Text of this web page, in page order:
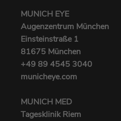
MUNICH EYE
Augenzentrum München
Einsteinstraße 1
81675 München
+49 89 4545 3040‬
municheye.com
MUNICH MED
Tagesklinik Riem